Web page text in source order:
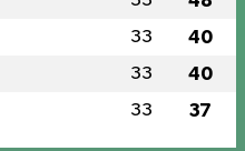
33 40
33 40
33 37